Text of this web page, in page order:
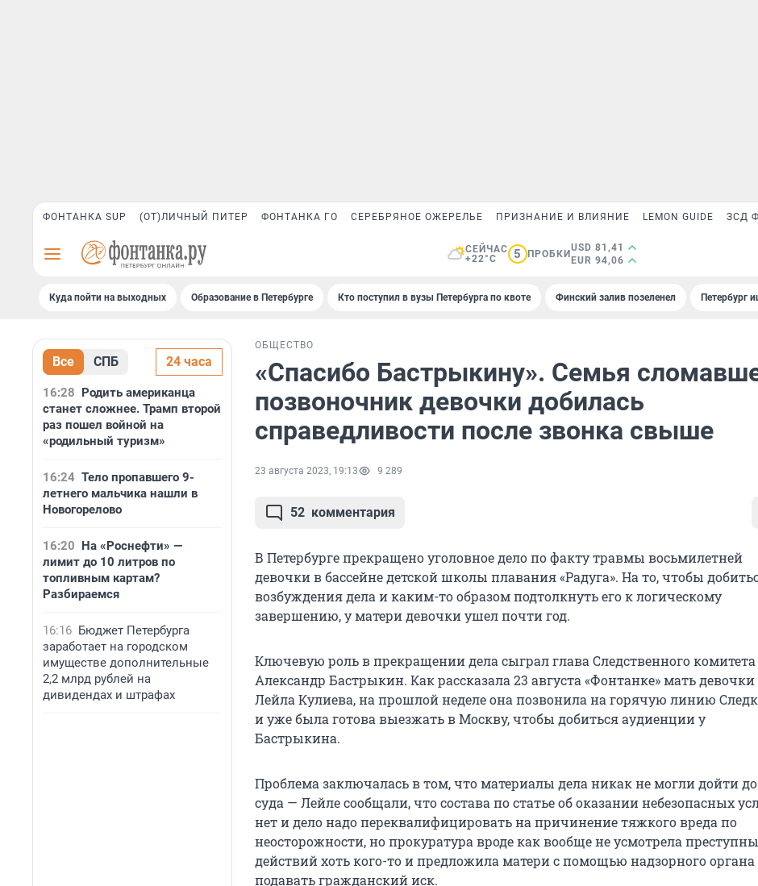
ФОНТАНКА SUP (ОТ)ЛИЧНЫЙ ПИТЕР ФОНТАНКА ГО СЕРЕБРЯНОЕ ОЖЕРЕЛЬЕ ПРИЗНАНИЕ И ВЛИЯНИЕ LEMON GUIDE ЗСД
СЕЙЧАС
+22°C
5 ПРОБКИ
USD 81,41
EUR 94,06
Куда пойти на выходных Образование в Петербурге Кто поступил в вузы Петербурга по квоте Финский залив позеленел Петербург
Все СПБ 24 часа
16:28 Родить американца
станет сложнее. Трамп второй
раз пошел войной на
«родильный туризм»
16:24 Тело пропавшего 9-
летнего мальчика нашли в
Новогорелово
16:20 На «Роснефти» —
лимит до 10 литров по
топливным картам?
Разбираемся
16:16 Бюджет Петербурга
заработает на городском
имуществе дополнительные
2,2 млрд рублей на
дивидендах и штрафах
ОБЩЕСТВО
«Спасибо Бастрыкину». Семья
позвоночник девочки добилась
справедливости после звонка свыше
23 августа 2023, 19:13 9 289
52 комментария
В Петербурге прекращено уголовное дело по факту травмы восьмилетней
девочки в бассейне детской школы плавания «Радуга». На то, чтобы
возбуждения дела и каким-то образом подтолкнуть его к логическому
завершению, у матери девочки ушел почти год.
Ключевую роль в прекращении дела сыграл глава Следственного комитета
Александр Бастрыкин. Как рассказала 23 августа «Фонтанке» мать девочки
Лейла Кулиева, на прошлой неделе она позвонила на горячую линию
и уже была готова выезжать в Москву, чтобы добиться аудиенции у
Бастрыкина.
Проблема заключалась в том, что материалы дела никак не могли дойти до
суда — Лейле сообщали, что состава по статье об оказании небезопасных
нет и дело надо переквалифицировать на причинение тяжкого вреда по
неосторожности, но прокуратура вроде как вообще не усмотрела
действий хоть кого-то и предложила матери с помощью надзорного органа
подавать гражданский иск.